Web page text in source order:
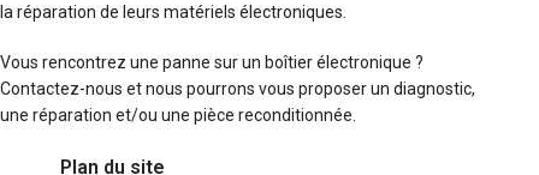
la réparation de leurs matériels électroniques.
Vous rencontrez une panne sur un boîtier électronique ?
Contactez-nous et nous pourrons vous proposer un diagnostic,
une réparation et/ou une pièce reconditionnée.
Plan du site